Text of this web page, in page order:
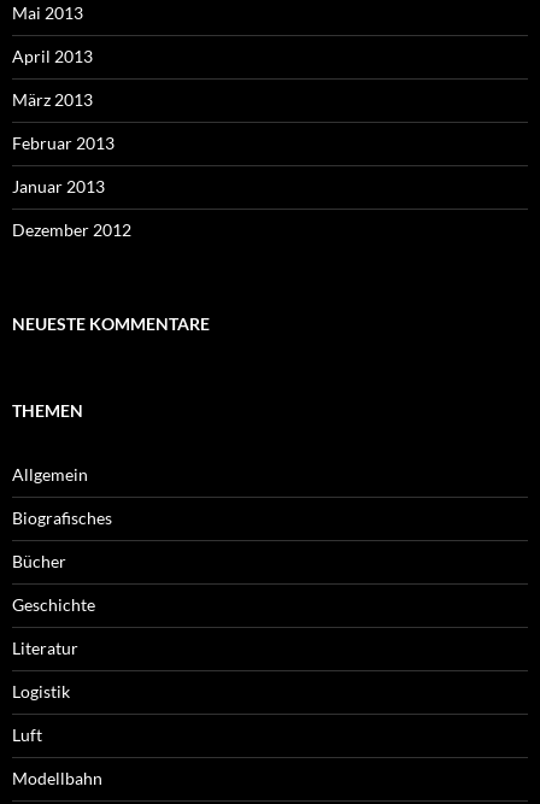
Mai 2013
April 2013
März 2013
Februar 2013
Januar 2013
Dezember 2012
NEUESTE KOMMENTARE
THEMEN
Allgemein
Biografisches
Bücher
Geschichte
Literatur
Logistik
Luft
Modellbahn